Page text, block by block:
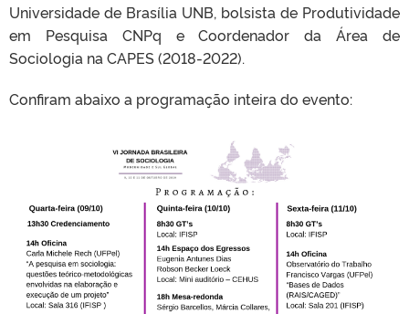
Universidade de Brasília UNB, bolsista de Produtividade
em Pesquisa CNPq e Coordenador da Área de
Sociologia na CAPES (2018-2022).
Confiram abaixo a programação inteira do evento: